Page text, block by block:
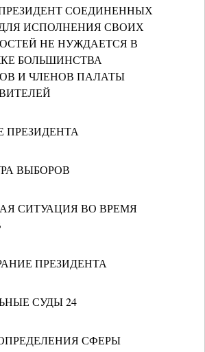
СОЕДИНЕННЫХ
ИСПОЛНЕНИЯ СВОИХ
НЕ НУЖДАЕТСЯ В
БОЛЬШИНСТВА
И ЧЛЕНОВ ПАЛАТЫ
ПРЕЗИДЕНТА
ВЫБОРОВ
СИТУАЦИЯ ВО ВРЕМЯ
ПРЕЗИДЕНТА
СУДЫ 24
СФЕРЫ